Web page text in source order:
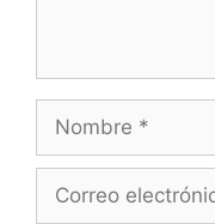
electrónico